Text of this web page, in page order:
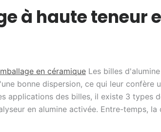
à haute teneur
en céramique Les billes
bonne dispersion, ce qui leur confère
applications des billes, il existe 3 types
en alumine activée. Entre-temps,